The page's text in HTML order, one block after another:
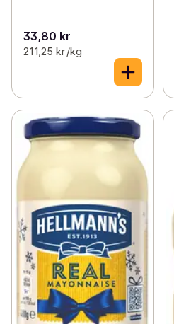
33,80 kr
211,25 kr /kg